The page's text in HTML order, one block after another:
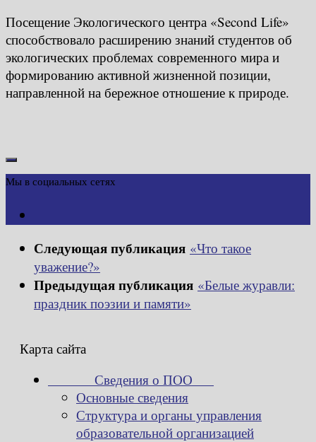
Посещение Экологического центра «Second Life»
способствовало расширению знаний студентов об
экологических проблемах современного мира и
формированию активной жизненной позиции,
направленной на бережное отношение к природе.
Мы в социальных сетях
Следующая публикация «Что такое
уважение?»
Предыдущая публикация «Белые журавли:
праздник поэзии и памяти»
Карта сайта
Сведения о ПОО
Основные сведения
Структура и органы управления
образовательной организацией